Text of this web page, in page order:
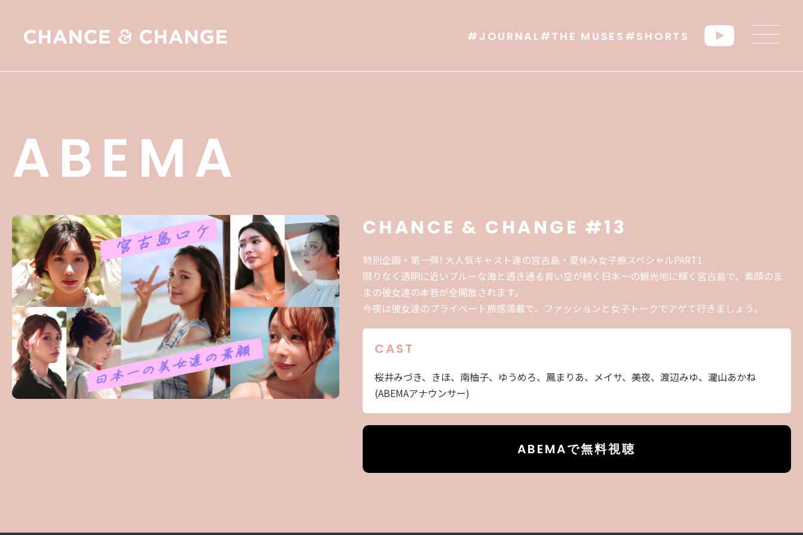
#JOURNAL#THE MUSES #SHORTS
ABEMA
CHANCE & CHANGE #13
特別企画・第一弾! 大人気キャスト達の宮古島・夏休み女子旅スペシャルPART1
限りなく透明に近いブルーな海と透き通る青い空が続く日本一の観光地に輝く宮古島で、素顔のま
まの彼女達の本音が全開放されます。
今夜は彼女達のプライベート旅感満載で、ファッションと女子トークでアゲて行きましょう。
CAST
桜井みづき、きほ、南柚子、ゆうめろ、鳳まりあ、メイサ、美夜、渡辺みゆ、瀧山あかね
(ABEMAアナウンサー)
ABEMAで無料視聴